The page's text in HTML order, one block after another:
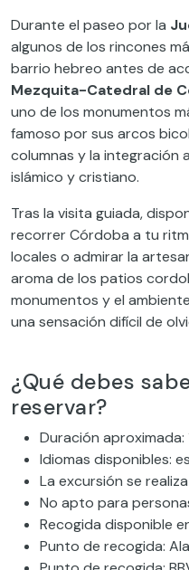
Durante el paseo por la
algunos de los rincones
barrio hebreo antes de
Mezquita-Catedral de
uno de los monumentos
famoso por sus arcos
columnas y la
islámico y cristiano.
Tras la visita guiada,
recorrer Córdoba a tu
locales o admirar la
aroma de los patios
monumentos y el
una sensación difícil de
¿Qué debes
reservar?
Duración aproximada:
Idiomas disponibles:
La excursión se
No apto para
Recogida disponible
Punto de recogida: